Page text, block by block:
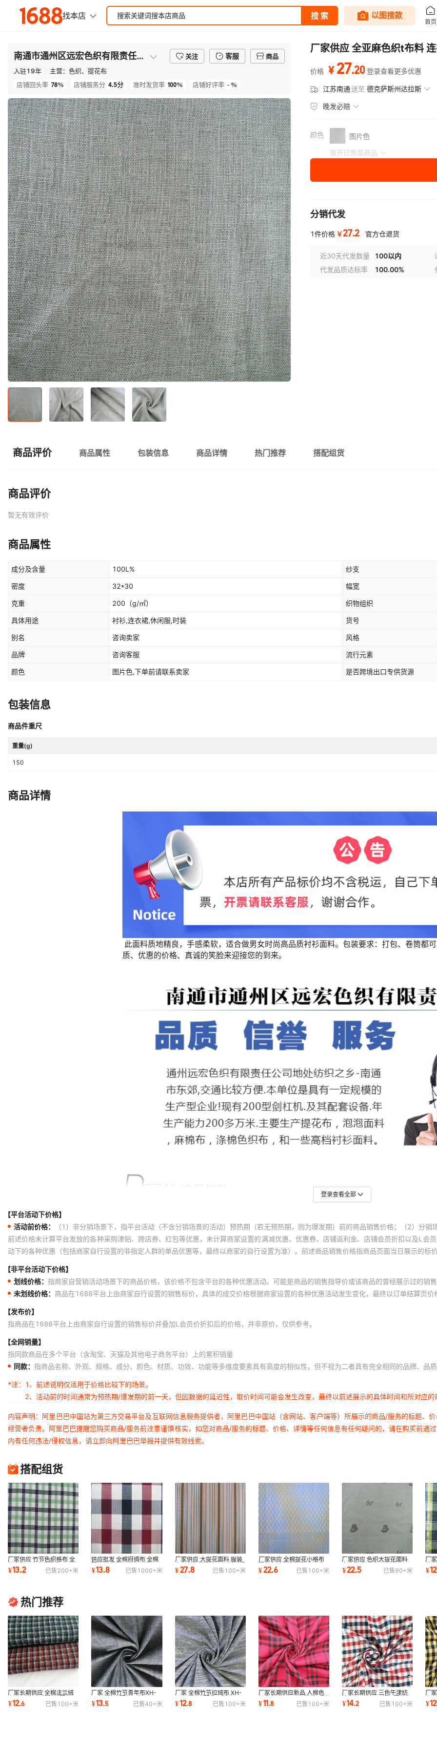
南通市通州区远宏色织有限责任公司 关注 客服
商品
入驻19年 主营： 色织、提花布
店铺回头率 78% 店铺服务分 4.5分 准时发货率 100% 店铺好评率 - %
厂家供应 全亚麻色织t布料
价格 ¥ 27.20 登录查看更多优惠
江苏南通送至 德克萨斯州达拉斯
晚发必赔
颜色 图片色
展开已售罄商品
分销代发
1件价格 ￥27.2 官方仓退货
近30天代发数量 100以内
代发品质达标率
100.00%
商品评价 商品属性 包装信息 商品详情 热门推荐 搭配组货
商品评价
暂无有效评价
商品属性
成分及含量 100L% 纱支
密度 32*30 幅宽
克重 200 （g/㎡） 织物组织
具体用途 衬衫,连衣裙,休闲服,时装 货号
别名 咨询卖家 风格
品牌 咨询客服 流行元素
颜色 图片色,下单前请联系卖家 是否跨境出口专供货源
包装信息
商品件重尺
重量(g)
150
商品详情
登录查看全部
【平台活动下价格】
活动前价格：
（1）非分销场景下，指平台活动（不含分销场景的活动）预热期（若无预热期，则为爆发期）前的商品销售价格；（2）分
前述价格未计算平台发放的各种采购津贴、跨店券、红包等优惠，未计算商家设置的满减优惠、优惠券、店铺返利金、店铺会员折扣以及L会
动下的各种优惠（包括商家自行设置的非指定人群的单品优惠等，最终以商家的自行设置为准）。前述商品销售价格指商品页面当日展示的
【非平台活动下价格】
划线价格： 指商家自营销活动场景下的商品价格，该价格不包含平台的各种优惠活动。可能是商品的销售指导价或该商品的曾经展示过的销
未划线价格： 商品在1688平台上由商家自行设置的销售标价，具体的成交价格根据商家设置的各种优惠活动发生变化，最终以订单结算页价
【发布价】
指商品在1688平台上由商家自行设置的销售标价并叠加L会员价折扣后的价格，并非原价，仅供参考。
【全网销量】
指同款商品在多个平台（含淘宝、天猫及其他电子商务平台）上的累积销量
同款： 指商品名称、外观、规格、成分、颜色、材质、功效、功能等多维度要素具有高度的相似性，但不视为二者具有完全相同的品牌、品
*注：
1、前述说明仅适用于价格比较下的场景。
2、活动前的时间通常为预热期/爆发期的前一天，但因数据的延迟性，取价时间可能会发生改变，最终以前述展示的具体时间和所对应的
内容声明：阿里巴巴中国站为第三方交易平台及互联网信息服务提供者，阿里巴巴中国站（含网站、客户端等）所展示的商品/服务的标题、
经营者负责。阿里巴巴提醒您购买商品/服务前注意谨慎核实，如您对商品/服务的标题、价格、详情等任何信息有任何疑问的，请在购买前通
内有任何违法/侵权信息，请立即向阿里巴巴举报并提供有效线索。
搭配组货
厂家供应 竹节色织格布 全
棉小格子布专业批发
¥13.2 已售200+米
供应批发 全棉府绸布 全棉
服装优质府绸格布面料·
¥13.8 已售 1000+米
厂家供应 大提花面料 服装
布料长期批发连衣裙衬衫提
花面料
¥27.8 已售 100+米
厂家供应 全棉提花小格布
服装布料专业批发 欢迎来
电咨询
¥22.6 已售 100+米
厂家供应 色织大提花面料
专业批发 欢迎来电咨询
¥22.5 已售90+米
厂
装
咨询
¥
热门推荐
厂家长期供应 全棉法兰绒
布XH-366# 法兰绒服装面
料 厂家
¥12.6 已售 100+米
厂家 全棉竹节青年布XH-
310# 素色服装面料
¥13.5 已售40+米
厂家 全棉竹节拉绒布 XH-
330# 时尚服装面料 加工
¥12.8 已售 100+米
厂家长期供应新品 人棉色
织格布XH-320# 批发 时尚
服装布料
¥11.8 已售 100+米
厂家长期供应 三色牛津纺
格布XH-349# 格子服装布
料 厂家批发
¥14.2 已售 100+米
厂
布
¥12